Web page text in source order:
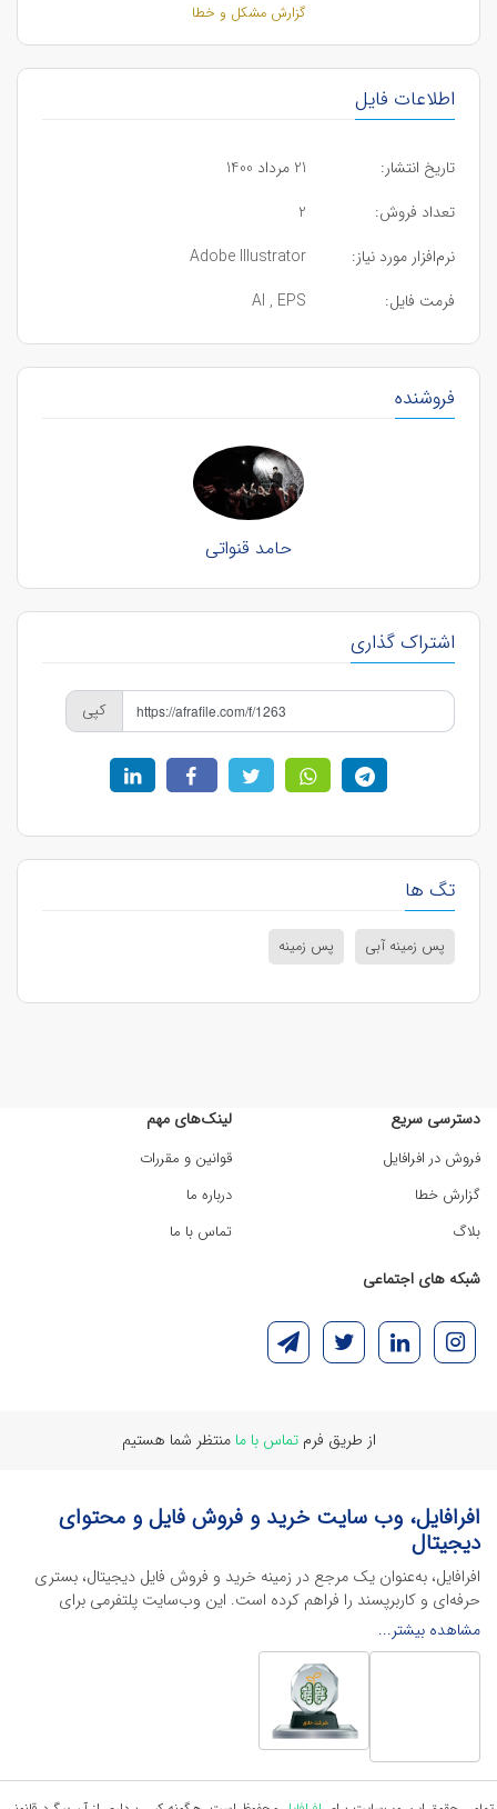
گزارش مشکل و خطا
اطلاعات فایل
تاریخ انتشار:
21 مرداد 1400
تعداد فروش:
2
نرم‌افزار مورد نیاز:
Adobe Illustrator
فرمت فایل:
AI , EPS
فروشنده
حامد قنواتی
اشتراک گذاری
کپی
تگ ها
پس زمینه آبی پس زمینه
دسترسی سریع
فروش در افرافایل
گزارش خطا
بلاگ
لینک‌های مهم
قوانین و مقررات
درباره ما
تماس با ما
شبکه های اجتماعی
از طریق فرمتماس با ما منتظر شما هستیم
افرافایل، وب سایت خرید و فروش فایل و محتوای
دیجیتال
افرافایل، به‌عنوان یک مرجع در زمینه خرید و فروش فایل دیجیتال، بستری
حرفه‌ای و کاربرپسند را فراهم کرده است. این وب‌سایت‌ پلتفرمی برای
طراحان، دانشجویان و فریلنسرها ایجاد می‌کند تا به راحتی محصولات
دیجیتال خود را به فروش رسانده یا از محتواهایی باکیفیت برای پیشبرد
اهدافشان استفاده کنند.
این سایت با ارائه تنوع گسترده‌ای از محصولات دیجیتال از انواع فایل های
لایه باز نرم افراهای ادیت ویدئو گرفته تا فایل لایه باز فتوشاپ، ایلاستریتور و
اکسل گرفته تا قالب‌های ارائه پاورپوینت به کاربران کمک می‌کند تا زمان و
هزینه‌های خود را کاهش داده و به سرعت پروژه‌های خود را تکمیل کنند. در
مشاهده بیشتر...